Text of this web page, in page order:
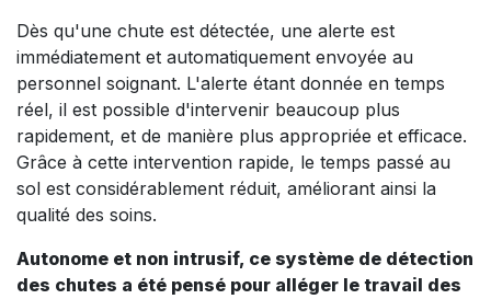
Dès qu'une chute est détectée, une alerte est
immédiatement et automatiquement envoyée au
personnel soignant. L'alerte étant donnée en temps
réel, il est possible d'intervenir beaucoup plus
rapidement, et de manière plus appropriée et efficace.
Grâce à cette intervention rapide, le temps passé au
sol est considérablement réduit, améliorant ainsi la
qualité des soins.
Autonome et non intrusif, ce système de détection
des chutes a été pensé pour alléger le travail des